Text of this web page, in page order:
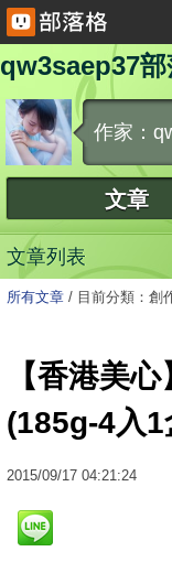
qw3saep37部
作家：
文章
文章列表
所有文章 / 目前分類：創
【香港美
(185g-4入1
2015/09/17 04:21:24